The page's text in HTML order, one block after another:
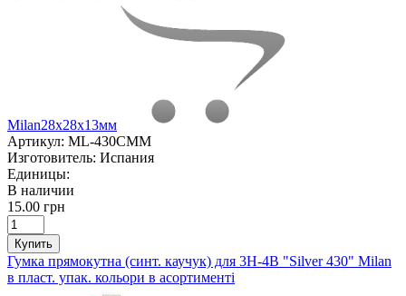
Milan28х28х13мм
Артикул: ML-430CMM
Изготовитель: Испания
Единицы:
В наличии
15.00 грн
Купить
Гумка прямокутна (синт. каучук) для 3Н-4В "Silver 430" Milan
в пласт. упак. кольори в асортименті